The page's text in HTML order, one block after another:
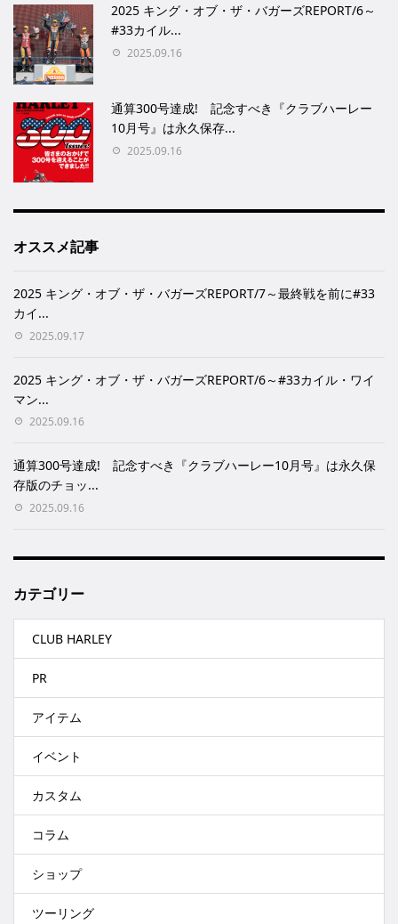
2025 キング・オブ・ザ・バガーズREPORT/6～
#33カイル...
2025.09.16
通算300号達成! 記念すべき『クラブハーレー
10月号』は永久保存...
2025.09.16
オススメ記事
2025 キング・オブ・ザ・バガーズREPORT/7～最終戦を前に#33
カイ...
2025.09.17
2025 キング・オブ・ザ・バガーズREPORT/6～#33カイル・ワイ
マン...
2025.09.16
通算300号達成! 記念すべき『クラブハーレー10月号』は永久保
存版のチョッ...
2025.09.16
カテゴリー
CLUB HARLEY
PR
アイテム
イベント
カスタム
コラム
ショップ
ツーリング